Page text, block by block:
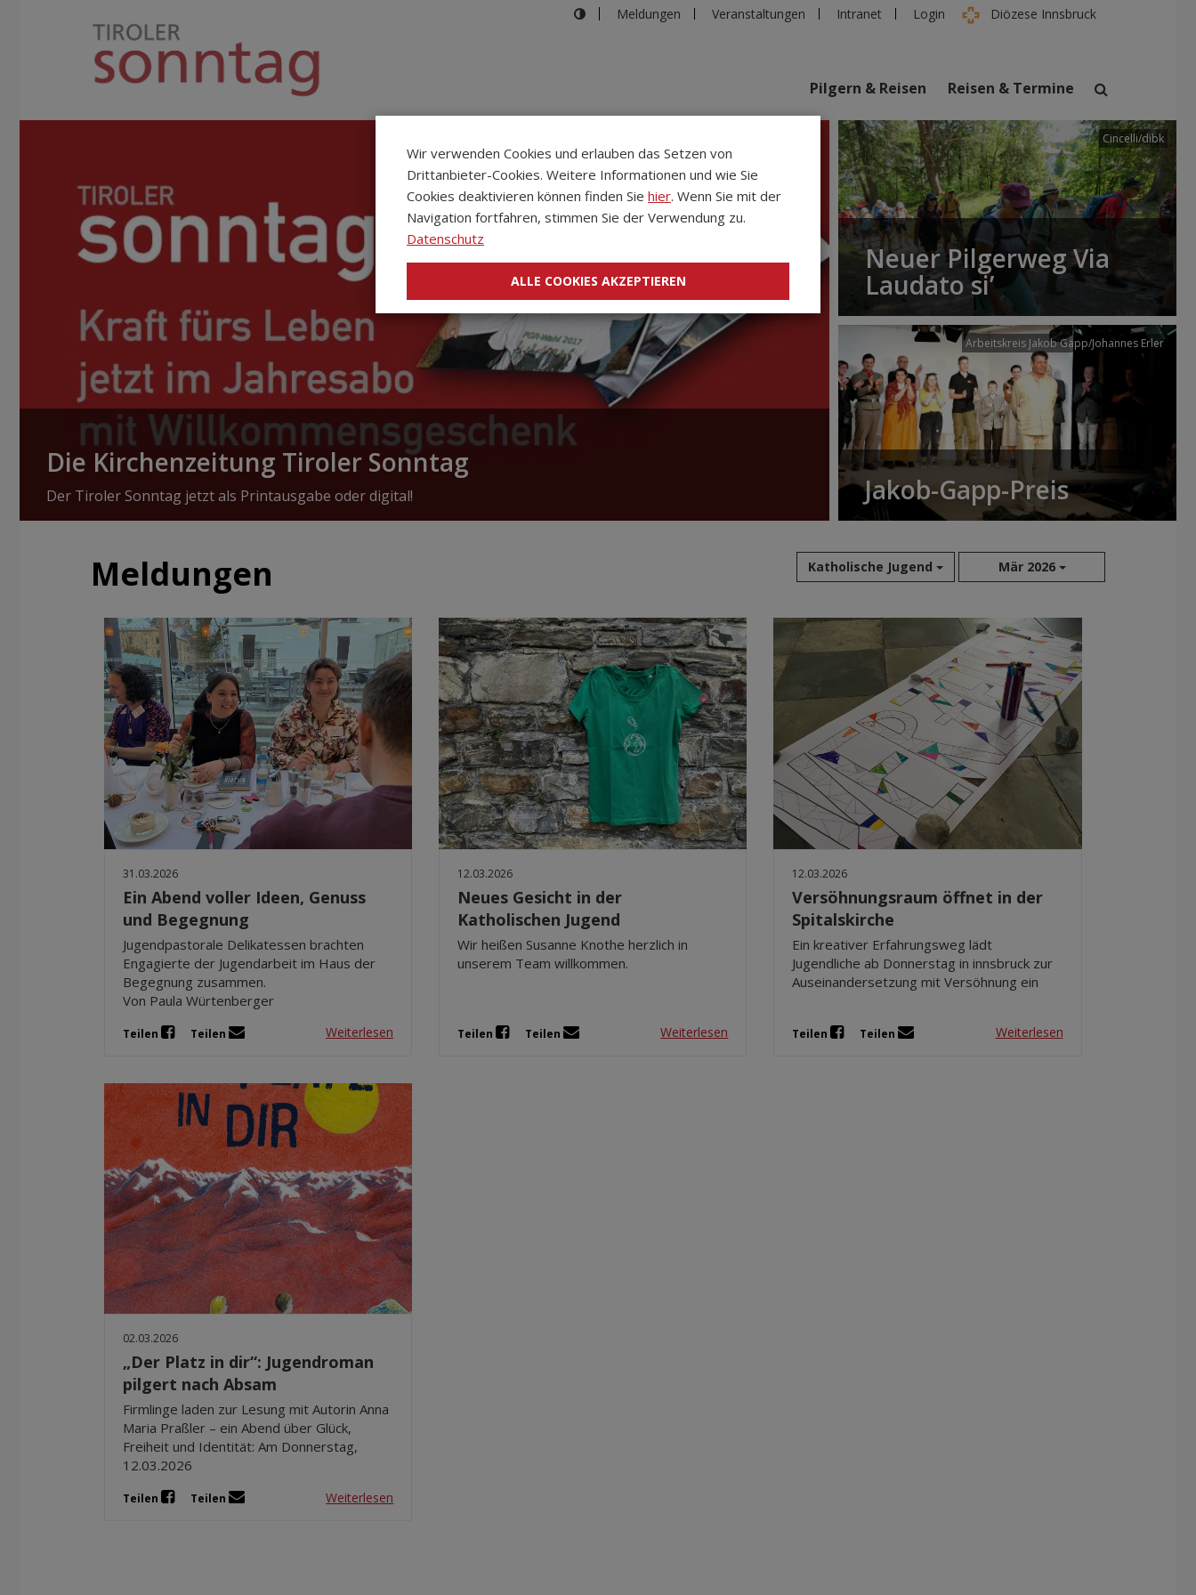
Meldungen Veranstaltungen Intranet Login Diözese Innsbruck
suchen
Veranstaltungen Personen
Pilgern & Reisen Reisen & Termine
Die Kirchenzeitung Tiroler Sonntag
Der Tiroler Sonntag jetzt als Printausgabe oder digital!
Cincelli/dibk
Neuer Pilgerweg Via
Laudato si’
Arbeitskreis Jakob Gapp/Johannes Erler
Jakob-Gapp-Preis
Meldungen Katholische Jugend Mär 2026
Aug 2026
Jul 2026
Jun 2026
Mai 2026
Apr 2026
Mär 2026
Feb 2026
Jan 2026
31.03.2026
Ein Abend voller Ideen, Genuss
und Begegnung
Jugendpastorale Delikatessen brachten
Engagierte der Jugendarbeit im Haus der
Begegnung zusammen.
Von Paula Würtenberger
Teilen Teilen Weiterlesen
12.03.2026
Neues Gesicht in der
Katholischen Jugend
Wir heißen Susanne Knothe herzlich in
unserem Team willkommen.
Teilen Teilen Weiterlesen
12.03.2026
Versöhnungsraum öffnet in der
Spitalskirche
Ein kreativer Erfahrungsweg lädt
Jugendliche ab Donnerstag in innsbruck zur
Auseinandersetzung mit Versöhnung ein
Teilen Teilen Weiterlesen
02.03.2026
„Der Platz in dir“: Jugendroman
pilgert nach Absam
Firmlinge laden zur Lesung mit Autorin Anna
Maria Praßler – ein Abend über Glück,
Freiheit und Identität: Am Donnerstag,
12.03.2026
Teilen Teilen Weiterlesen
Wir verwenden Cookies und erlauben das Setzen von
Drittanbieter-Cookies. Weitere Informationen und wie Sie
Cookies deaktivieren können finden Sie hier. Wenn Sie mit der
Navigation fortfahren, stimmen Sie der Verwendung zu.
Datenschutz
ALLE COOKIES AKZEPTIEREN